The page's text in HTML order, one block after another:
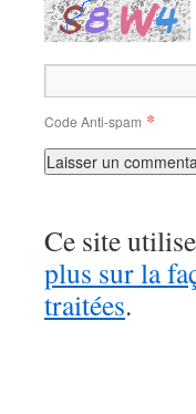
Code Anti-spam *
Ce site
plus sur la
traitées.